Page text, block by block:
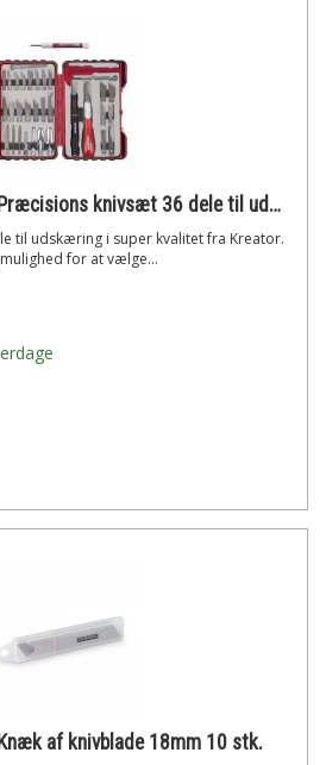
Kreator KRT452002 Præcisions knivsæt 36 dele til udskæring
til udskæring i super kvalitet fra Kreator.
for at vælge...
af knivblade 18mm 10 stk.